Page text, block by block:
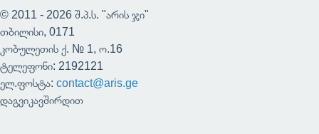
© 2011 - 2026 შ.პ.ს. "არის ჯი"
თბილისი, 0171
კობულეთის ქ. № 1, ო.16
ტელეფონი: 2192121
ელ.ფოსტა: contact@aris.ge
დაგვიკავშირდით